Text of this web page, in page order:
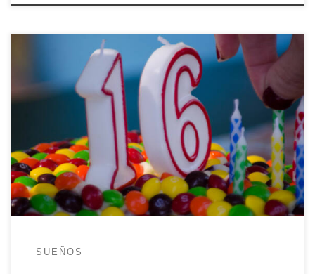
Dieciseis años escribiendo en El sueño del mono
loco, en el mono loco según algunos amigos. Este
año no voy a hacer la típica entrada donde
recopilas el número total de entradas, el número
de comentarios ni ninguna otra estadística más
destinada a acariciar el ego que a otra cosa. […]
SUEÑOS